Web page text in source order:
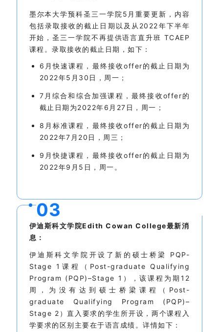
墨尔本大学预科圣三一学院5月重要更新，内容
包括录取接收的截止日期以及从2022年下半年
开始，圣三一学院不再提供语言直升班 TCAEP
课程。录取接收的截止日期，如下：
6月快速课程，最终接收offer的截止日期为
2022年5月30日，周一；
7月综合和综合加强课程，最终接收offer的
截止日期为2022年6月27日，周一；
8月标准课程，最终接收offer的截止日期为
2022年7月20日，周三；
9月快捷课程，最终接收offer的截止日期为
2022年9月5日，周一。
03
伊迪斯科文学院Edith Cowan College最新消
息：
伊迪斯科文学院开设了新的硕士桥梁 PQP-
Stage 1课程（Post-graduate Qualifying
Program (PQP)–Stage 1），该课程为期12
周，为没有达到硕士桥梁课程（Post-
graduate Qualifying Program (PQP)–
Stage 2）直入要求的学生所开设，两个课程入
学要求的区别主要在于语言成绩。详情如下：